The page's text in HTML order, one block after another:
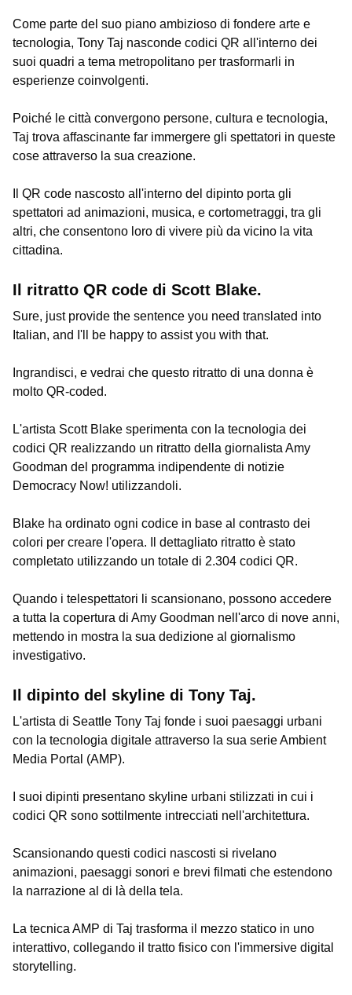
Come parte del suo piano ambizioso di fondere arte e
tecnologia, Tony Taj nasconde codici QR all'interno dei
suoi quadri a tema metropolitano per trasformarli in
esperienze coinvolgenti.
Poiché le città convergono persone, cultura e tecnologia,
Taj trova affascinante far immergere gli spettatori in queste
cose attraverso la sua creazione.
Il QR code nascosto all'interno del dipinto porta gli
spettatori ad animazioni, musica, e cortometraggi, tra gli
altri, che consentono loro di vivere più da vicino la vita
cittadina.
Il ritratto QR code di Scott Blake.
Sure, just provide the sentence you need translated into
Italian, and I'll be happy to assist you with that.
Ingrandisci, e vedrai che questo ritratto di una donna è
molto QR-coded.
L'artista Scott Blake sperimenta con la tecnologia dei
codici QR realizzando un ritratto della giornalista Amy
Goodman del programma indipendente di notizie
Democracy Now! utilizzandoli.
Blake ha ordinato ogni codice in base al contrasto dei
colori per creare l'opera. Il dettagliato ritratto è stato
completato utilizzando un totale di 2.304 codici QR.
Quando i telespettatori li scansionano, possono accedere
a tutta la copertura di Amy Goodman nell'arco di nove anni,
mettendo in mostra la sua dedizione al giornalismo
investigativo.
Il dipinto del skyline di Tony Taj.
L'artista di Seattle Tony Taj fonde i suoi paesaggi urbani
con la tecnologia digitale attraverso la sua serie Ambient
Media Portal (AMP).
I suoi dipinti presentano skyline urbani stilizzati in cui i
codici QR sono sottilmente intrecciati nell'architettura.
Scansionando questi codici nascosti si rivelano
animazioni, paesaggi sonori e brevi filmati che estendono
la narrazione al di là della tela.
La tecnica AMP di Taj trasforma il mezzo statico in uno
interattivo, collegando il tratto fisico con l'immersive digital
storytelling.